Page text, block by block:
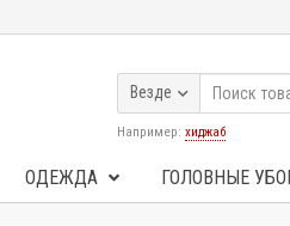
Везде
Например: хиджаб
ОДЕЖДА ГОЛОВНЫЕ